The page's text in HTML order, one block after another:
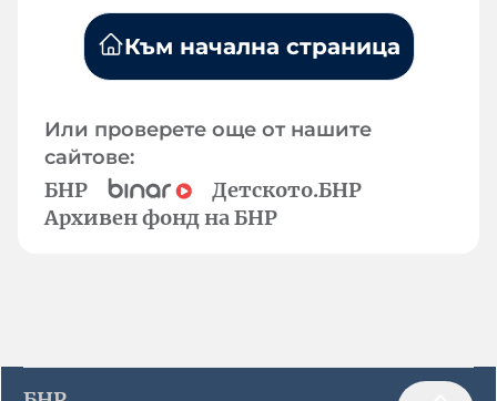
Към начална страница
Или проверете още от нашите
сайтове:
БНР
Детското.БНР
Архивен фонд на БНР